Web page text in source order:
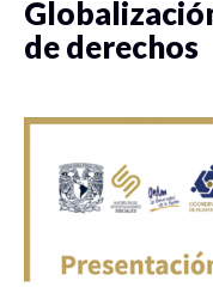
de derechos